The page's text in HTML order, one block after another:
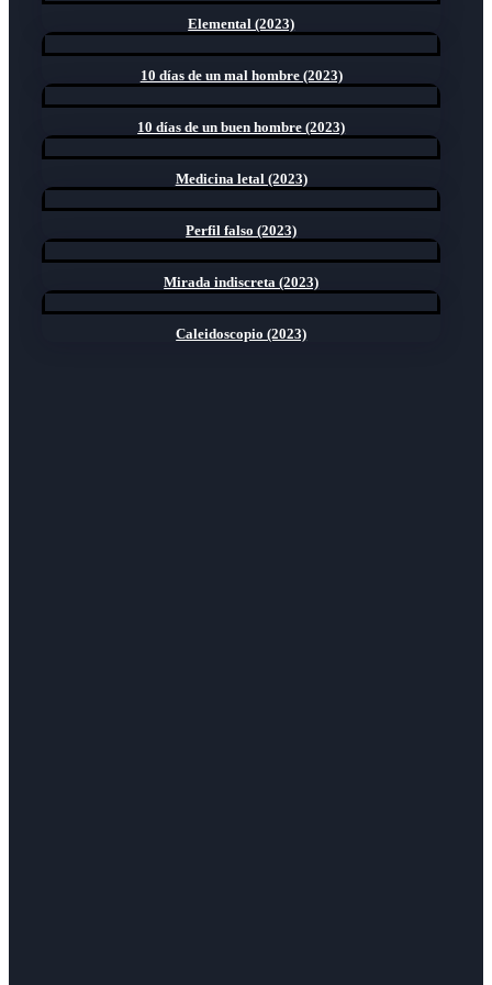
Elemental (2023)
10 días de un mal hombre (2023)
10 días de un buen hombre (2023)
Medicina letal (2023)
Perfil falso (2023)
Mirada indiscreta (2023)
Caleidoscopio (2023)